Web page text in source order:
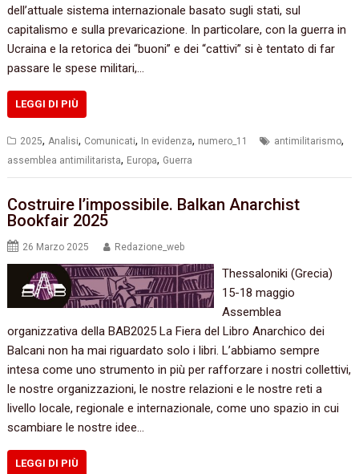
dell’attuale sistema internazionale basato sugli stati, sul
capitalismo e sulla prevaricazione. In particolare, con la guerra in
Ucraina e la retorica dei “buoni” e dei “cattivi” si è tentato di far
passare le spese militari,…
LEGGI DI PIÙ
2025,Analisi, Comunicati, In evidenza, numero_11 antimilitarismo,
assemblea antimilitarista, Europa, Guerra
Costruire l’impossibile. Balkan Anarchist
Bookfair 2025
26 Marzo 2025 Redazione_web
Thessaloniki (Grecia)
15-18 maggio
Assemblea
organizzativa della BAB2025 La Fiera del Libro Anarchico dei
Balcani non ha mai riguardato solo i libri. L’abbiamo sempre
intesa come uno strumento in più per rafforzare i nostri collettivi,
le nostre organizzazioni, le nostre relazioni e le nostre reti a
livello locale, regionale e internazionale, come uno spazio in cui
scambiare le nostre idee…
LEGGI DI PIÙ